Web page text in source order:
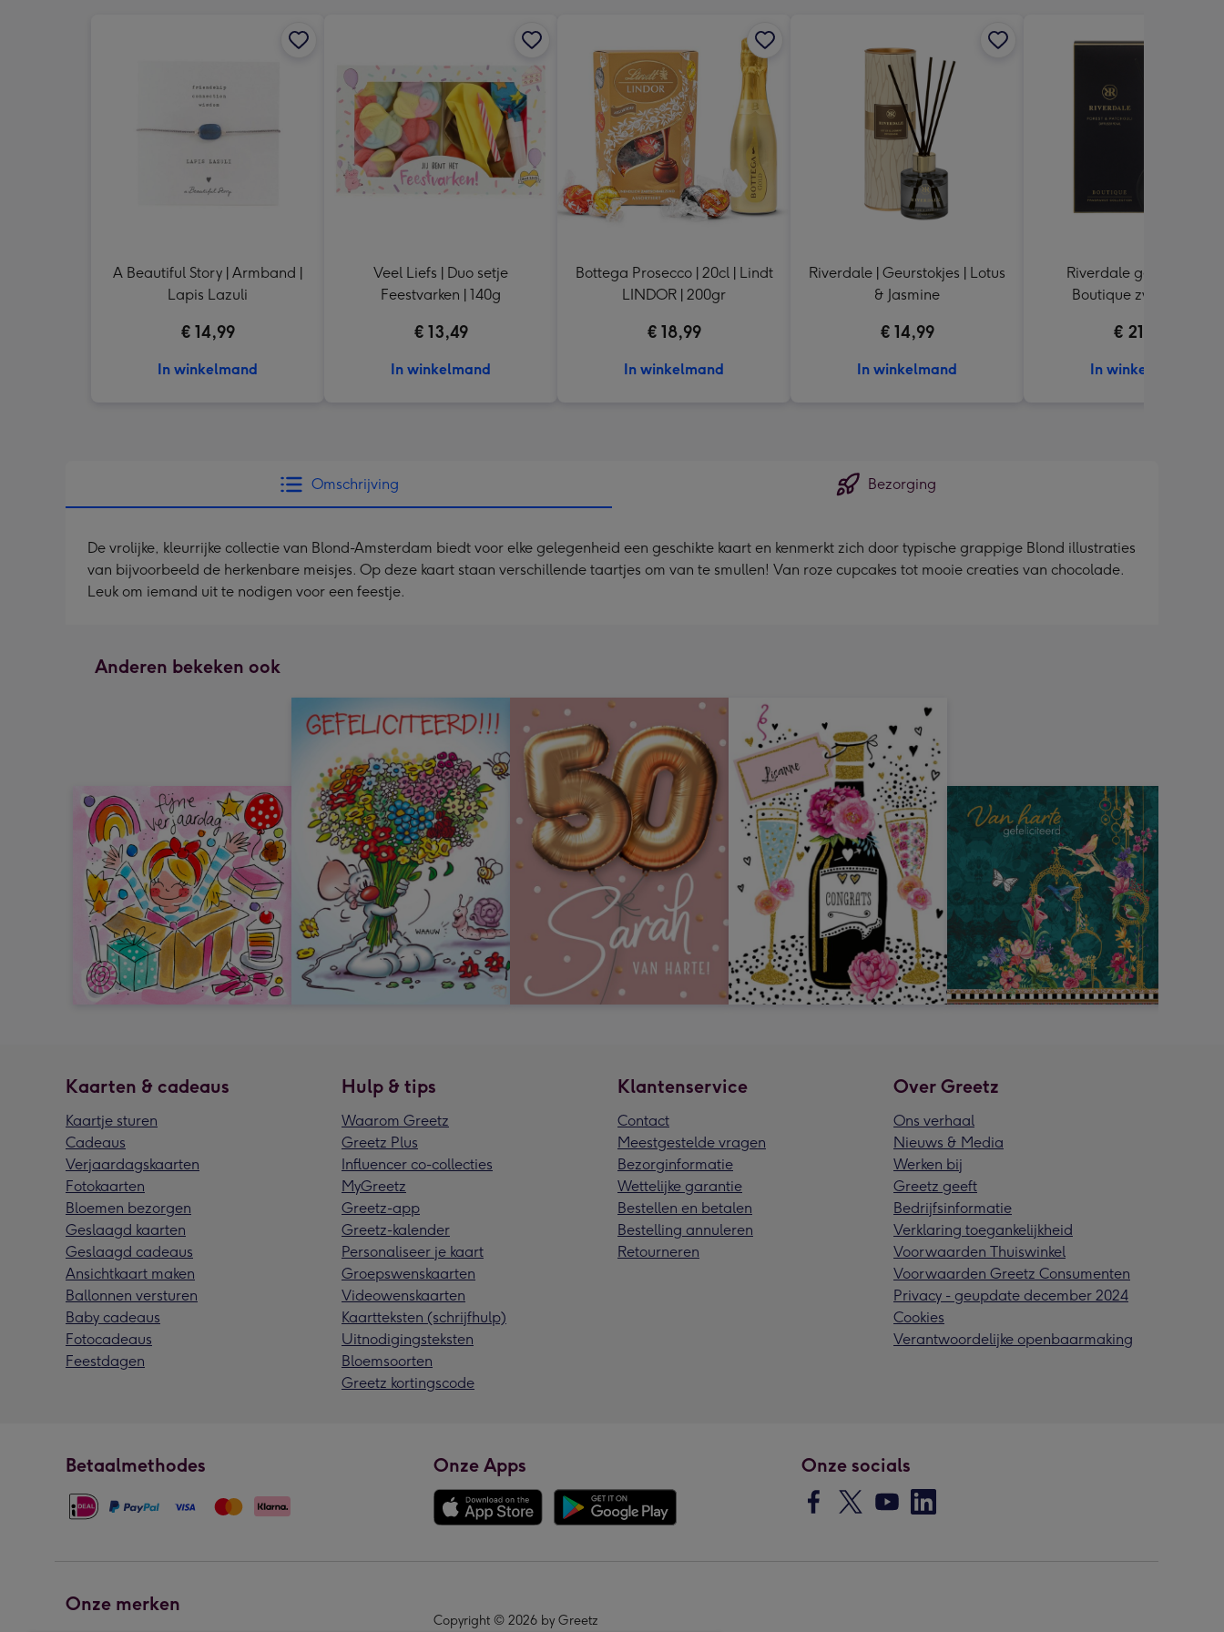
A Beautiful Story | Armband |
Lapis Lazuli
€ 14,99
In winkelmand
Veel Liefs | Duo setje
Feestvarken | 140g
€ 13,49
In winkelmand
Bottega Prosecco | 20cl | Lindt
LINDOR | 200gr
€ 18,99
In winkelmand
Riverdale | Geurstokjes | Lotus
& Jasmine
€ 14,99
In winkelmand
Riverdale geurstokjes |
Boutique zwart 90ml
€ 21,99
In winkelmand
Omschrijving Bezorging
De vrolijke, kleurrijke collectie van Blond-Amsterdam biedt voor elke gelegenheid een geschikte kaart en kenmerkt zich door typische grappige Blond illustraties
van bijvoorbeeld de herkenbare meisjes. Op deze kaart staan verschillende taartjes om van te smullen! Van roze cupcakes tot mooie creaties van chocolade.
Leuk om iemand uit te nodigen voor een feestje.
Anderen bekeken ook
Kaarten & cadeaus
Kaartje sturen
Cadeaus
Verjaardagskaarten
Fotokaarten
Bloemen bezorgen
Geslaagd kaarten
Geslaagd cadeaus
Ansichtkaart maken
Ballonnen versturen
Baby cadeaus
Fotocadeaus
Feestdagen
Hulp & tips
Waarom Greetz
Greetz Plus
Influencer co-collecties
MyGreetz
Greetz-app
Greetz-kalender
Personaliseer je kaart
Groepswenskaarten
Videowenskaarten
Kaartteksten (schrijfhulp)
Uitnodigingsteksten
Bloemsoorten
Greetz kortingscode
Klantenservice
Contact
Meestgestelde vragen
Bezorginformatie
Wettelijke garantie
Bestellen en betalen
Bestelling annuleren
Retourneren
Over Greetz
Ons verhaal
Nieuws & Media
Werken bij
Greetz geeft
Bedrijfsinformatie
Verklaring toegankelijkheid
Voorwaarden Thuiswinkel
Voorwaarden Greetz Consumenten
Privacy - geupdate december 2024
Cookies
Verantwoordelijke openbaarmaking
Betaalmethodes Onze Apps Onze socials
Onze merken
Copyright © 2026 by Greetz